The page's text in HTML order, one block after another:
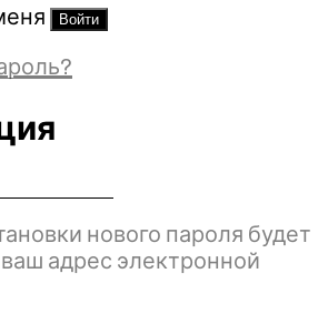
Войти
нового пароля будет
адрес электронной